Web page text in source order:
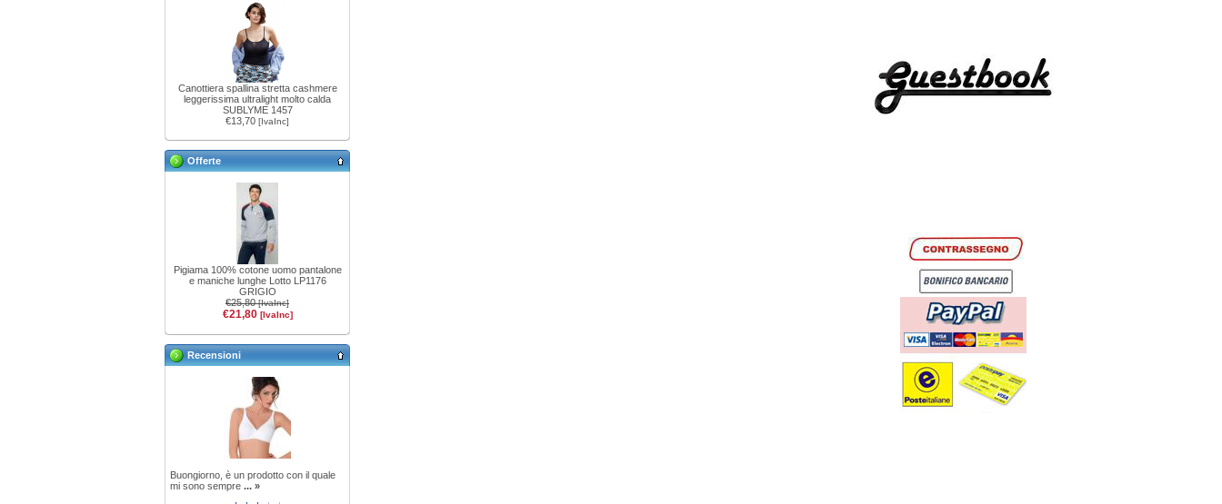
Canottiera spallina stretta cashmere
leggerissima ultralight molto calda
SUBLYME 1457
€13,70 [IvaInc]
Offerte
Pigiama 100% cotone uomo pantalone
e maniche lunghe Lotto LP1176
GRIGIO
€25,80[IvaInc]
€21,80 [IvaInc]
Recensioni
Buongiorno, è un prodotto con il quale
mi sono sempre ... »